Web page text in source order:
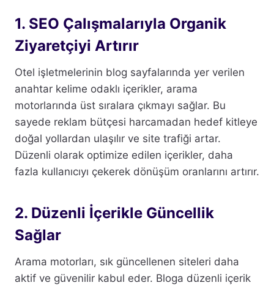
1. SEO Çalışmalarıyla Organik
Ziyaretçiyi Artırır
Otel işletmelerinin blog sayfalarında yer verilen
anahtar kelime odaklı içerikler, arama
motorlarında üst sıralara çıkmayı sağlar. Bu
sayede reklam bütçesi harcamadan hedef kitleye
doğal yollardan ulaşılır ve site trafiği artar.
Düzenli olarak optimize edilen içerikler, daha
fazla kullanıcıyı çekerek dönüşüm oranlarını artırır.
2. Düzenli İçerikle Güncellik
Sağlar
Arama motorları, sık güncellenen siteleri daha
aktif ve güvenilir kabul eder. Bloga düzenli içerik